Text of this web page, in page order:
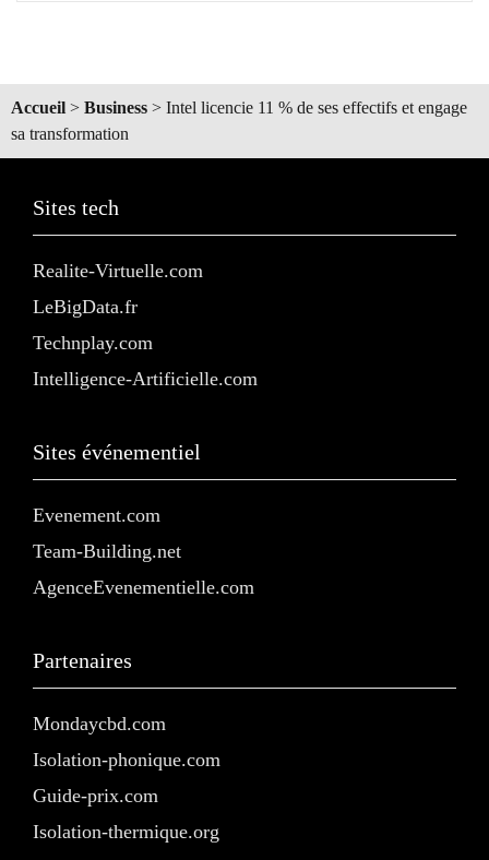
Accueil > Business > Intel licencie 11 % de ses effectifs et engage
sa transformation
Sites tech
Realite-Virtuelle.com
LeBigData.fr
Technplay.com
Intelligence-Artificielle.com
Sites événementiel
Evenement.com
Team-Building.net
AgenceEvenementielle.com
Partenaires
Mondaycbd.com
Isolation-phonique.com
Guide-prix.com
Isolation-thermique.org